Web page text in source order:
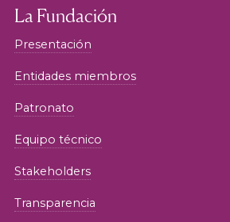
La Fundación
Presentación
Entidades miembros
Patronato
Equipo técnico
Stakeholders
Transparencia